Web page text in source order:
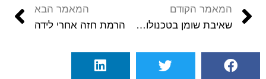
המאמר הקודם
שאיבת שומן בטכנולוגית רנוביון Renuvion
המאמר הבא
הרמת חזה אחרי לידה